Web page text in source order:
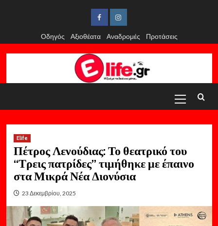
FacebookInstagram
Οδηγός
Αξιοθέατα Αναδρομές Προτάσεις
Menu
Elife
Πέτρος Λενούδιας: Το θεατρικό του
“Τρεις πατρίδες” τιμήθηκε με έπαινο
στα Μικρά Νέα Διονύσια
23 Δεκεμβρίου, 2025